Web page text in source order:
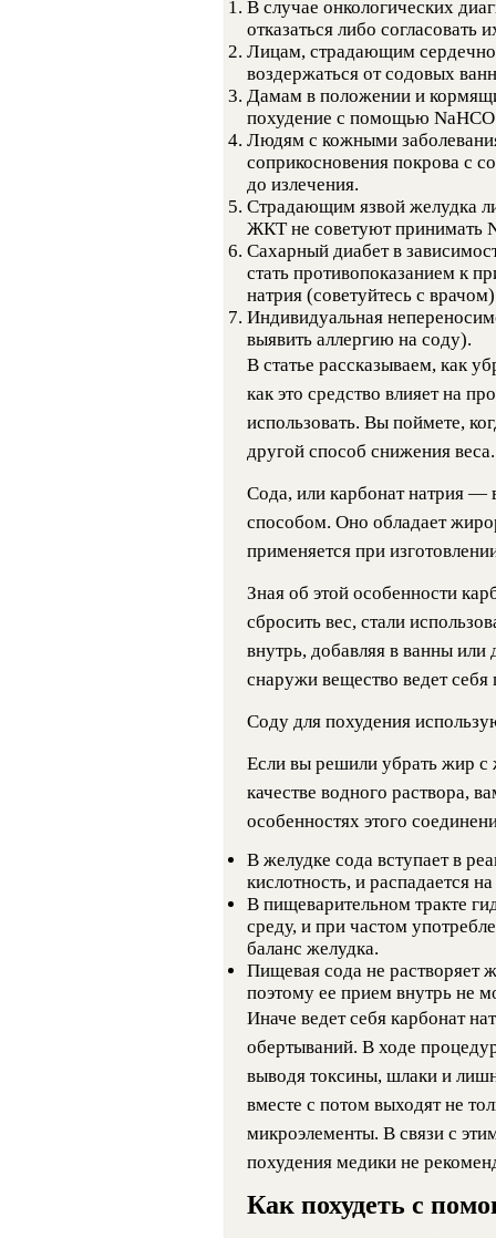
В случае онкологических
отказаться либо
Лицам, страдающим
воздержаться от содовых
Дамам в положении и
похудение с помощью
Людям с кожными
соприкосновения покрова с
до излечения.
Страдающим язвой желудка
ЖКТ не советуют принимать
Сахарный диабет в
стать противопоказанием к
натрия (советуйтесь с
Индивидуальная
выявить аллергию на соду).
В статье рассказываем, как
как это средство влияет на
использовать. Вы поймете,
другой способ снижения веса.
Сода, или карбонат натрия
способом. Оно обладает
применяется при
Зная об этой особенности
сбросить вес, стали
внутрь, добавляя в ванны
снаружи вещество ведет себя
Соду для похудения
Если вы решили убрать жир
качестве водного раствора,
особенностях этого
В желудке сода вступает в
кислотность, и распадается
В пищеварительном тракте
среду, и при частом
баланс желудка.
Пищевая сода не
поэтому ее прием внутрь не
Иначе ведет себя карбонат
обертываний. В ходе
выводя токсины, шлаки и
вместе с потом выходят не
микроэлементы. В связи с
похудения медики не
Как похудеть с